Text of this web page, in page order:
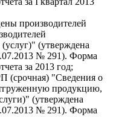
производителей
(утверждена
№ 291). Форма
за 2013 год;
(срочная) "Сведения о
продукцию,
(утверждена
№ 291). Форма